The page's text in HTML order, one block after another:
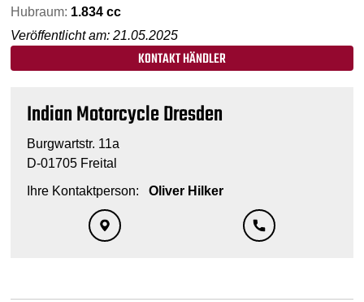
Hubraum: 1.834 cc
Veröffentlicht am: 21.05.2025
KONTAKT HÄNDLER
Indian Motorcycle Dresden
Burgwartstr. 11a
D-01705 Freital
Ihre Kontaktperson:
Oliver Hilker